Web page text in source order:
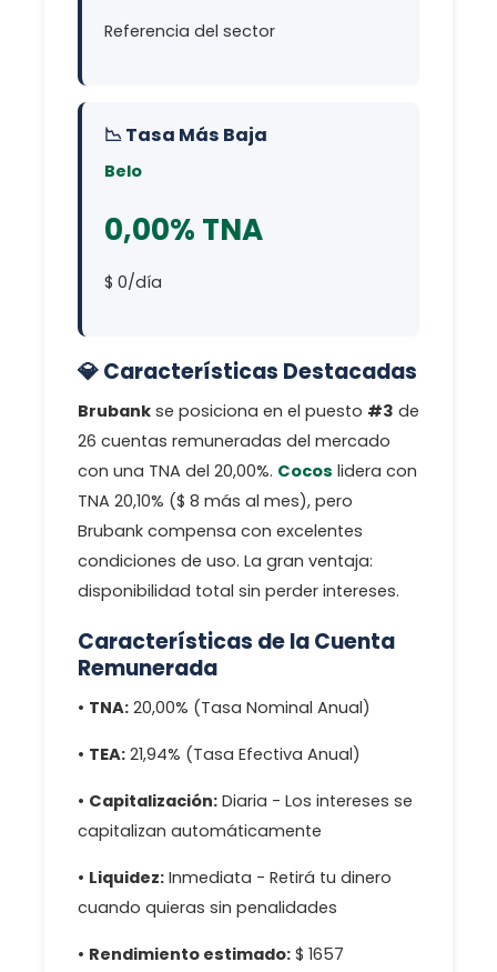
Referencia del sector
📉 Tasa Más Baja
Belo
0,00% TNA
$ 0/día
💎 Características Destacadas
Brubank se posiciona en el puesto #3 de
26 cuentas remuneradas del mercado
con una TNA del 20,00%. Cocos lidera con
TNA 20,10% ($ 8 más al mes), pero
Brubank compensa con excelentes
condiciones de uso. La gran ventaja:
disponibilidad total sin perder intereses.
Características de la Cuenta
Remunerada
• TNA: 20,00% (Tasa Nominal Anual)
• TEA: 21,94% (Tasa Efectiva Anual)
• Capitalización: Diaria - Los intereses se
capitalizan automáticamente
• Liquidez: Inmediata - Retirá tu dinero
cuando quieras sin penalidades
• Rendimiento estimado: $ 1657